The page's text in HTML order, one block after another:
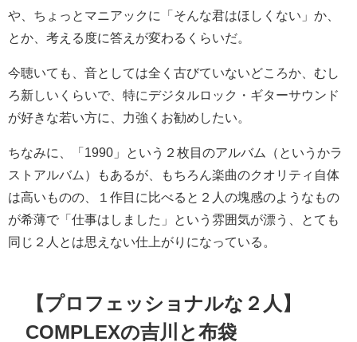
や、ちょっとマニアックに「そんな君はほしくない」か、
とか、考える度に答えが変わるくらいだ。
今聴いても、音としては全く古びていないどころか、むし
ろ新しいくらいで、特にデジタルロック・ギターサウンド
が好きな若い方に、力強くお勧めしたい。
ちなみに、「1990」という２枚目のアルバム（というかラ
ストアルバム）もあるが、もちろん楽曲のクオリティ自体
は高いものの、１作目に比べると２人の塊感のようなもの
が希薄で「仕事はしました」という雰囲気が漂う、とても
同じ２人とは思えない仕上がりになっている。
【プロフェッショナルな２人】
COMPLEXの吉川と布袋